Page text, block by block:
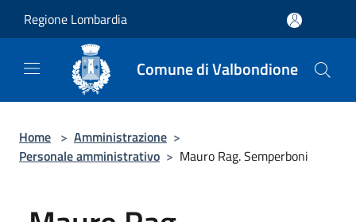
Regione Lombardia
Comune di Valbondione
Home > Amministrazione >
Personale amministrativo > Mauro Rag. Semperboni